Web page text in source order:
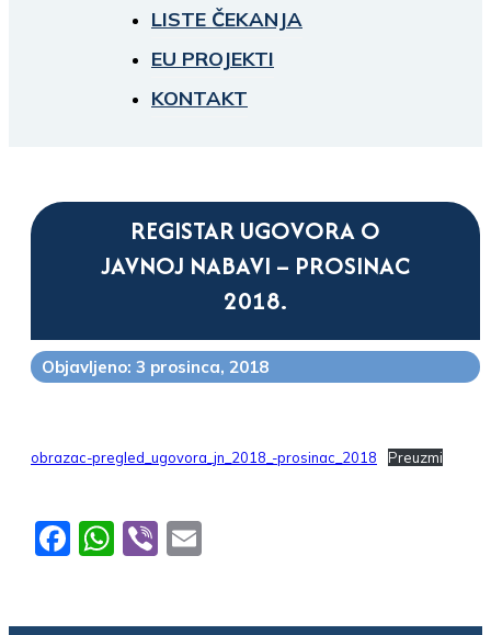
LISTE ČEKANJA
EU PROJEKTI
KONTAKT
REGISTAR UGOVORA O
JAVNOJ NABAVI – PROSINAC
2018.
Objavljeno: 3 prosinca, 2018
obrazac-pregled_ugovora_jn_2018_-prosinac_2018 Preuzmi
Facebook
WhatsApp
Viber